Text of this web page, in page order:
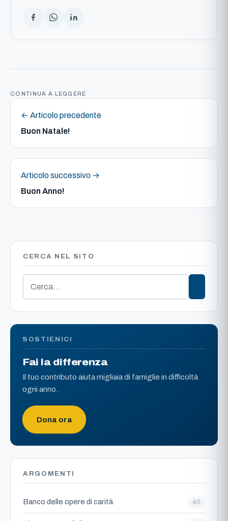
CONTINUA A LEGGERE
← Articolo precedente
Buon Natale!
Articolo successivo →
Buon Anno!
CERCA NEL SITO
SOSTIENICI
Fai la differenza
Il tuo contributo aiuta migliaia di famiglie in difficoltà
ogni anno.
Dona ora
ARGOMENTI
Banco delle opere di carità 40